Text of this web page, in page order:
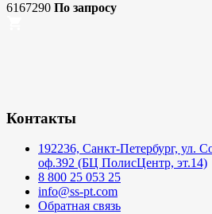
6167290 По запросу
Контакты
192236, Санкт-Петербург, ул.
оф.392 (БЦ ПолисЦентр, эт.14)
8 800 25 053 25
info@ss-pt.com
Обратная связь